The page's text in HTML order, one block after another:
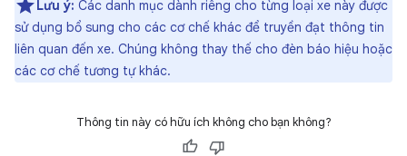
Lưu ý: Các danh mục dành riêng cho từng loại xe này được
sử dụng bổ sung cho các cơ chế khác để truyền đạt thông tin
liên quan đến xe. Chúng không thay thế cho đèn báo hiệu hoặc
các cơ chế tương tự khác.
Thông tin này có hữu ích không cho bạn không?